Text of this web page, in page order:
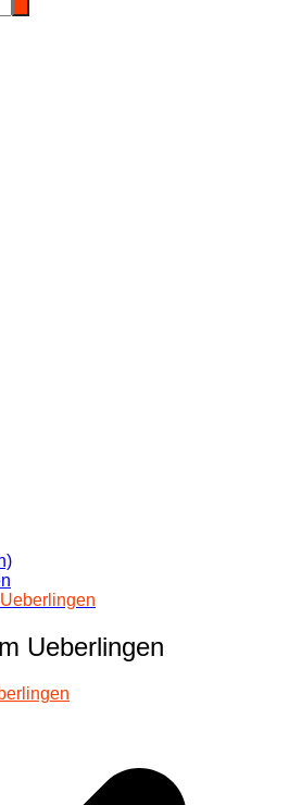
Ueberlingen